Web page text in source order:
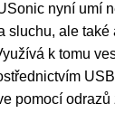
nyní umí
sluchu, ale také
k tomu
pomocí